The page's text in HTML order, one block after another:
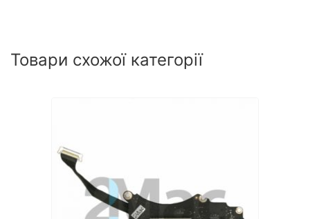
Товари схожої категорії